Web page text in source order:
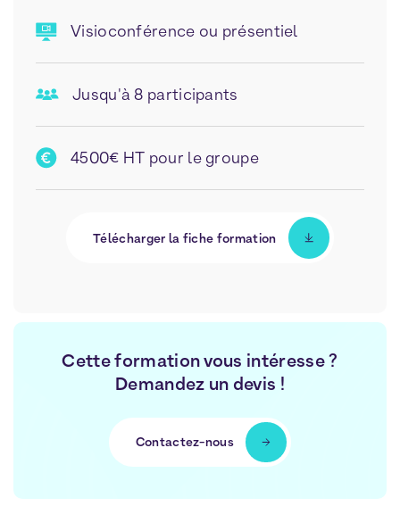
Visioconférence ou présentiel
Jusqu'à 8 participants
4500€ HT pour le groupe
Télécharger la fiche formation
Cette formation vous intéresse ?
Demandez un devis !
Contactez-nous